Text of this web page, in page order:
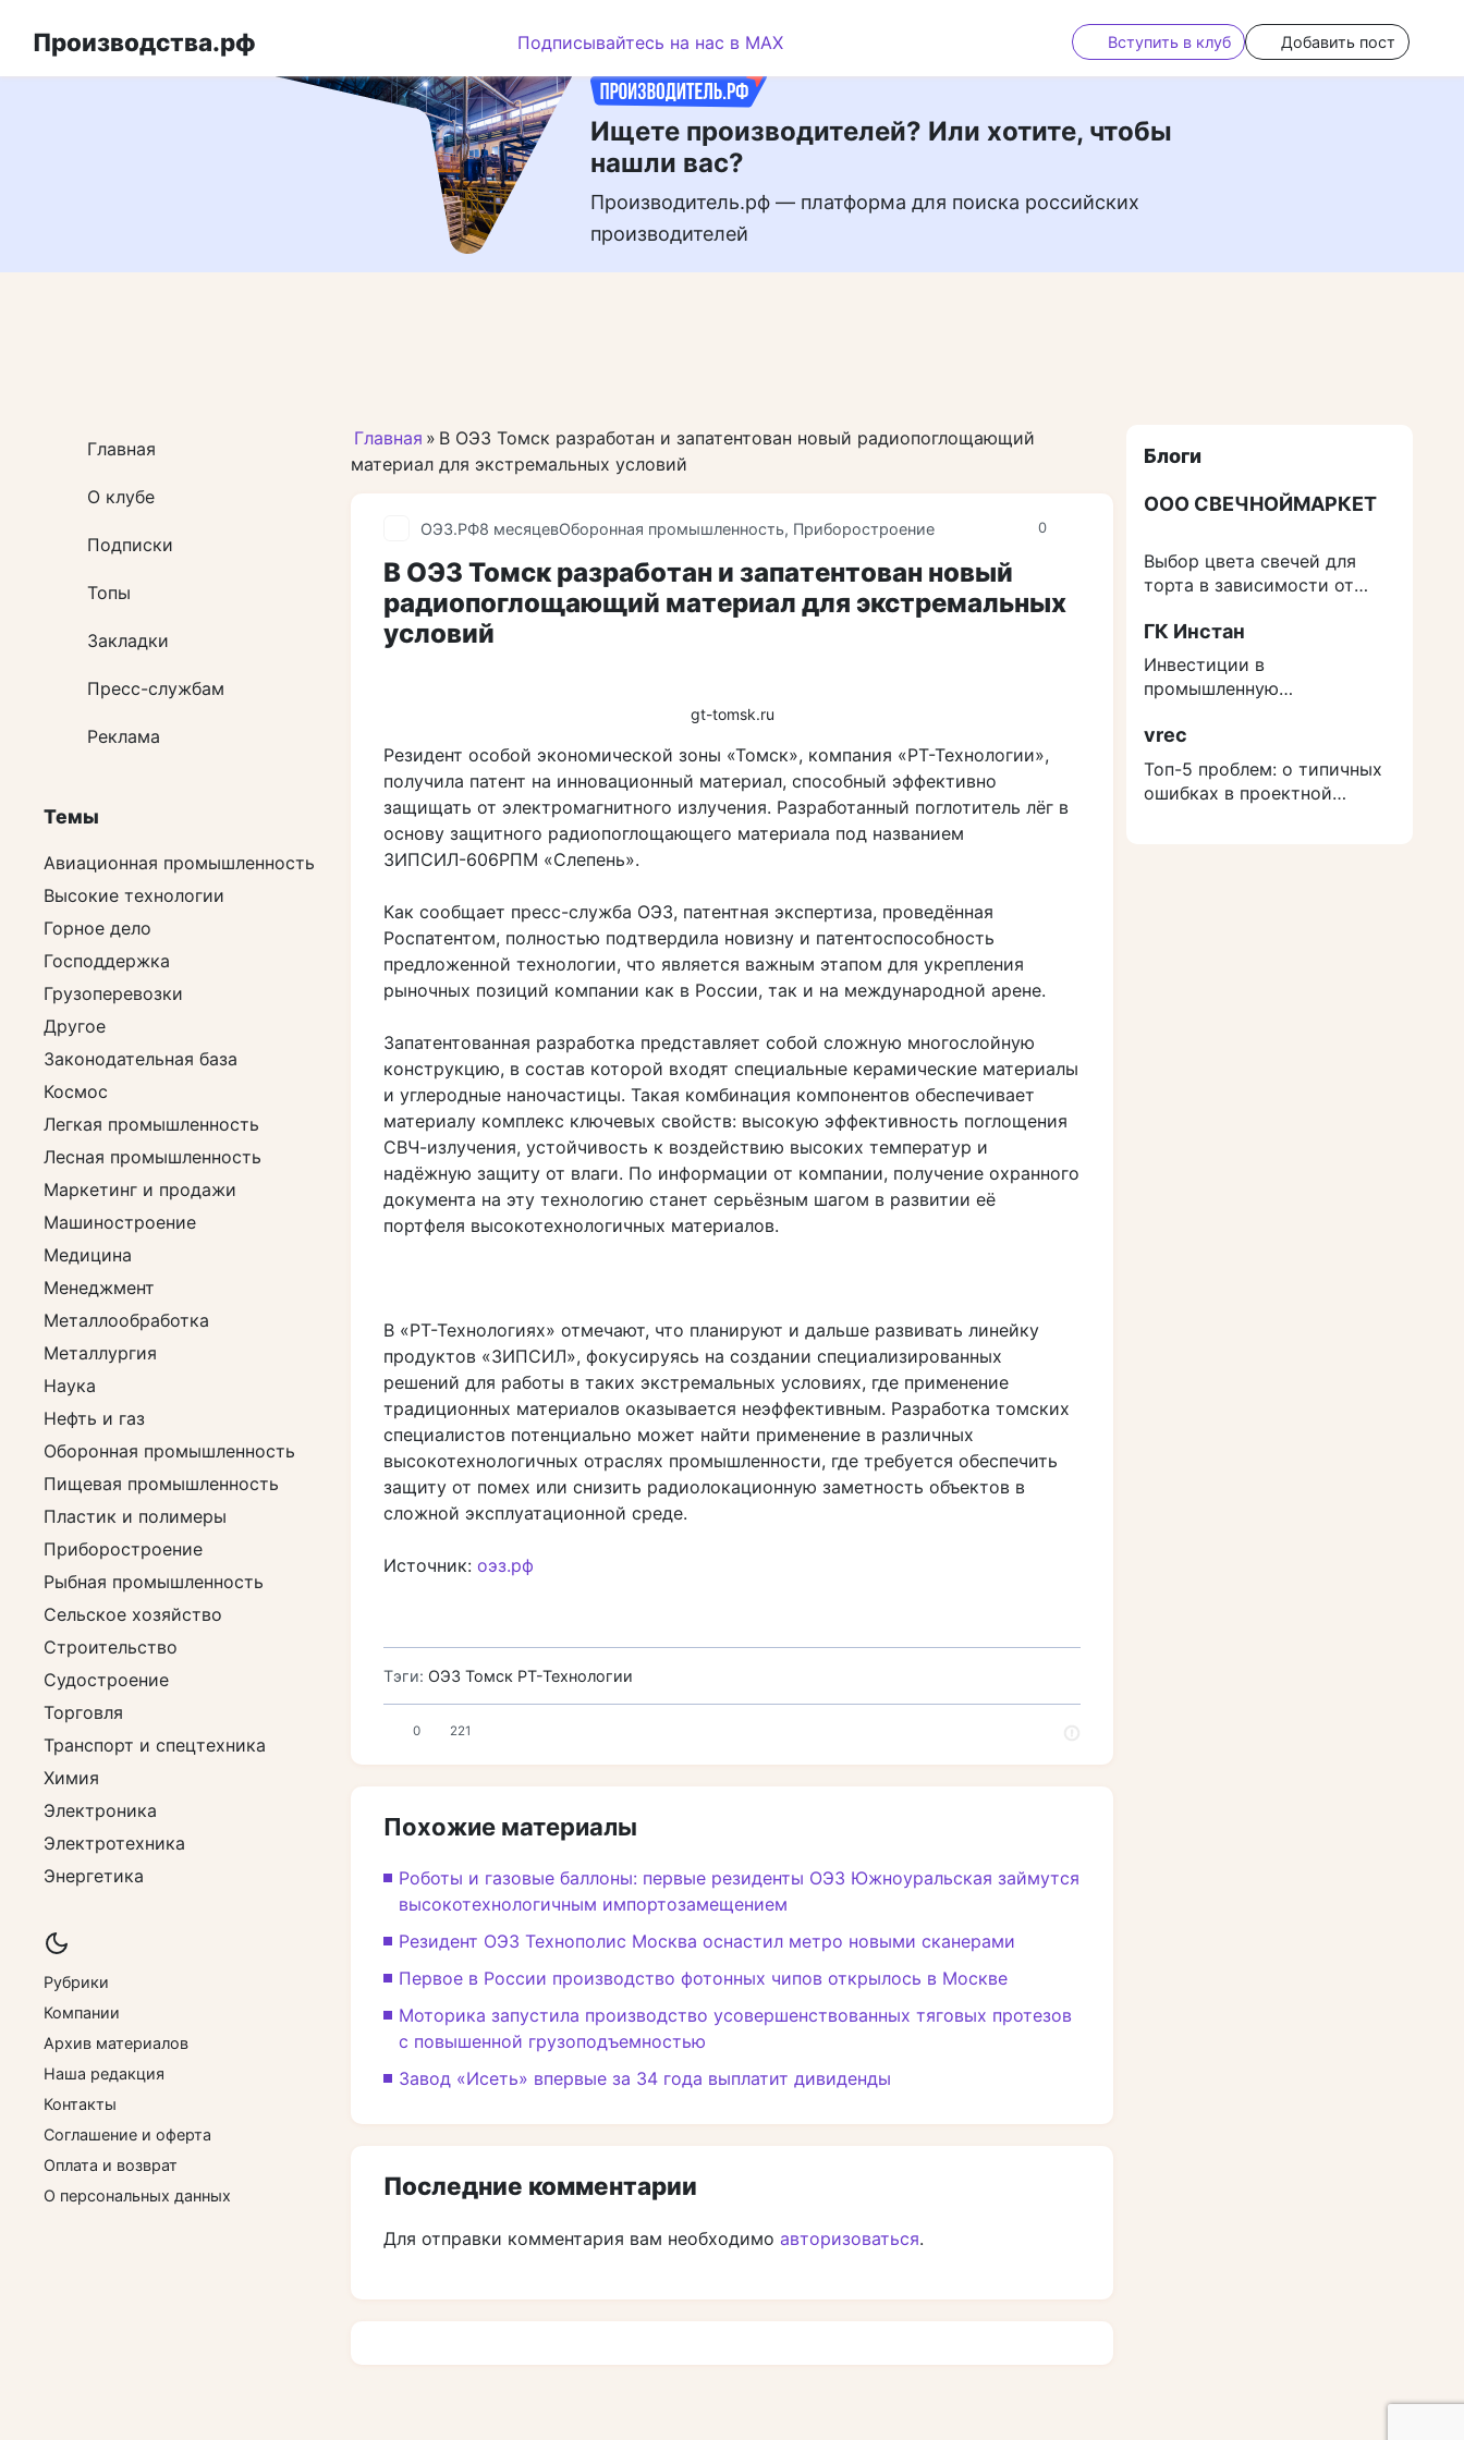
Ищете производителей? Или хотите, чтобы
нашли вас?
Производитель.рф — платформа для поиска российских
производителей
Производства.рф Подписывайтесь на нас в MAX Вступить в клуб Добавить пост
Главная » В ОЭЗ Томск разработан и запатентован новый радиопоглощающий
материал для экстремальных условий
0
ОЭЗ.РФ8 месяцевОборонная промышленность, Приборостроение
В ОЭЗ Томск разработан и запатентован новый
радиопоглощающий материал для экстремальных
условий
gt-tomsk.ru
Резидент особой экономической зоны «Томск», компания «РТ-Технологии»,
получила патент на инновационный материал, способный эффективно
защищать от электромагнитного излучения. Разработанный поглотитель лёг в
основу защитного радиопоглощающего материала под названием
ЗИПСИЛ-606РПМ «Слепень».
Как сообщает пресс-служба ОЭЗ, патентная экспертиза, проведённая
Роспатентом, полностью подтвердила новизну и патентоспособность
предложенной технологии, что является важным этапом для укрепления
рыночных позиций компании как в России, так и на международной арене.
Запатентованная разработка представляет собой сложную многослойную
конструкцию, в состав которой входят специальные керамические материалы
и углеродные наночастицы. Такая комбинация компонентов обеспечивает
материалу комплекс ключевых свойств: высокую эффективность поглощения
СВЧ-излучения, устойчивость к воздействию высоких температур и
надёжную защиту от влаги. По информации от компании, получение охранного
документа на эту технологию станет серьёзным шагом в развитии её
портфеля высокотехнологичных материалов.
В «РТ-Технологиях» отмечают, что планируют и дальше развивать линейку
продуктов «ЗИПСИЛ», фокусируясь на создании специализированных
решений для работы в таких экстремальных условиях, где применение
традиционных материалов оказывается неэффективным. Разработка томских
специалистов потенциально может найти применение в различных
высокотехнологичных отраслях промышленности, где требуется обеспечить
защиту от помех или снизить радиолокационную заметность объектов в
сложной эксплуатационной среде.
Источник: оэз.рф
Тэги: ОЭЗ Томск РТ-Технологии
0 221
Похожие материалы
Роботы и газовые баллоны: первые резиденты ОЭЗ Южноуральская займутся
высокотехнологичным импортозамещением
Резидент ОЭЗ Технополис Москва оснастил метро новыми сканерами
Первое в России производство фотонных чипов открылось в Москве
Моторика запустила производство усовершенствованных тяговых протезов
с повышенной грузоподъемностью
Завод «Исеть» впервые за 34 года выплатит дивиденды
Последние комментарии
Для отправки комментария вам необходимо авторизоваться.
Главная
О клубе
Подписки
Топы
Закладки
Пресс-службам
Реклама
Темы
Авиационная промышленность
Высокие технологии
Горное дело
Господдержка
Грузоперевозки
Другое
Законодательная база
Космос
Легкая промышленность
Лесная промышленность
Маркетинг и продажи
Машиностроение
Медицина
Менеджмент
Металлообработка
Металлургия
Наука
Нефть и газ
Оборонная промышленность
Пищевая промышленность
Пластик и полимеры
Приборостроение
Рыбная промышленность
Сельское хозяйство
Строительство
Судостроение
Торговля
Транспорт и спецтехника
Химия
Электроника
Электротехника
Энергетика
Рубрики
Компании
Архив материалов
Наша редакция
Контакты
Соглашение и оферта
Оплата и возврат
О персональных данных
Блоги
ООО СВЕЧНОЙМАРКЕТ
Выбор цвета свечей для
торта в зависимости от
ГК Инстан
Инвестиции в
промышленную
защититься от роста
расходов на строительство
vrec
Топ-5 проблем: о типичных
ошибках в проектной